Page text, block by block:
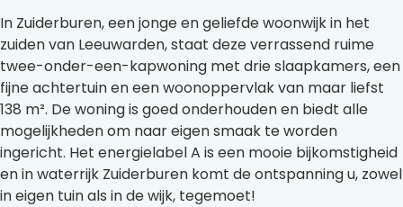
In Zuiderburen, een jonge en geliefde woonwijk in het
zuiden van Leeuwarden, staat deze verrassend ruime
twee-onder-een-kapwoning met drie slaapkamers, een
fijne achtertuin en een woonoppervlak van maar liefst
138 m². De woning is goed onderhouden en biedt alle
mogelijkheden om naar eigen smaak te worden
ingericht. Het energielabel A is een mooie bijkomstigheid
en in waterrijk Zuiderburen komt de ontspanning u, zowel
in eigen tuin als in de wijk, tegemoet!